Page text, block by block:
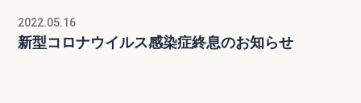
2022.05.16
新型コロナウイルス感染症終息のお知らせ